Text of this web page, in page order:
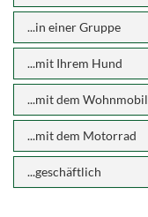
...in einer Gruppe
...mit Ihrem Hund
...mit dem Wohnmobil
...mit dem Motorrad
...geschäftlich